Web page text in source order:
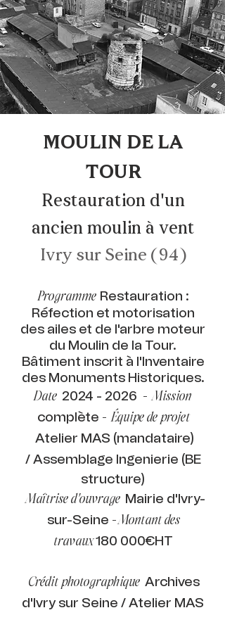
MOULIN DE LA
TOUR
Restauration d'un
ancien moulin à vent
Ivry sur Seine (94)
Programme Restauration :
Réfection et motorisation
des ailes et de l'arbre moteur
du Moulin de la Tour.
Bâtiment inscrit à l'Inventaire
des Monuments Historiques.
Date 2024 - 2026 - Mission
complète - Équipe de projet
Atelier MAS (mandataire)
/ Assemblage Ingenierie (BE
structure)
Maîtrise d'ouvrage Mairie d'Ivry-
sur-Seine -Montant des
travaux 180 000€HT
Crédit photographique Archives
d'Ivry sur Seine / Atelier MAS